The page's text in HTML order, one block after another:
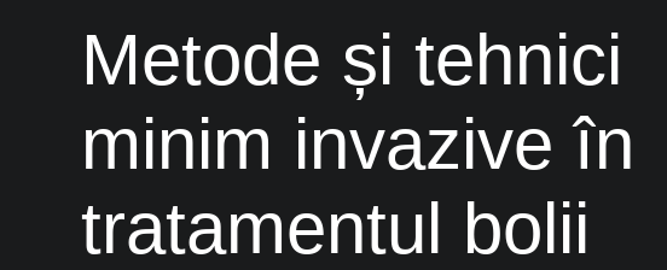
Metode și tehnici
minim invazive în
tratamentul bolii